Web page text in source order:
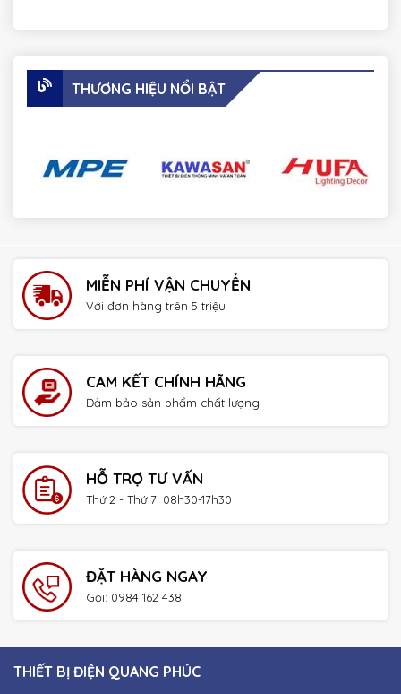
THƯƠNG HIỆU NỔI BẬT
MIỄN PHÍ VẬN CHUYỂN
Với đơn hàng trên 5 triệu
CAM KẾT CHÍNH HÃNG
Đảm bảo sản phẩm chất lượng
HỖ TRỢ TƯ VẤN
Thứ 2 - Thứ 7: 08h30-17h30
ĐẶT HÀNG NGAY
Gọi: 0984 162 438
THIẾT BỊ ĐIỆN QUANG PHÚC